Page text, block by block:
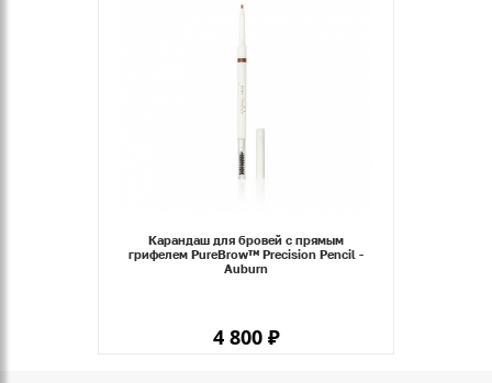
Карандаш для бровей с прямым
грифелем PureBrow™ Precision Pencil -
Auburn
4 800 ₽